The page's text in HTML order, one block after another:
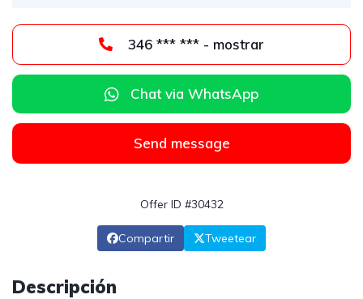
346 *** *** - mostrar
Chat via WhatsApp
Send message
Offer ID #30432
Compartir Tweetear
Descripción